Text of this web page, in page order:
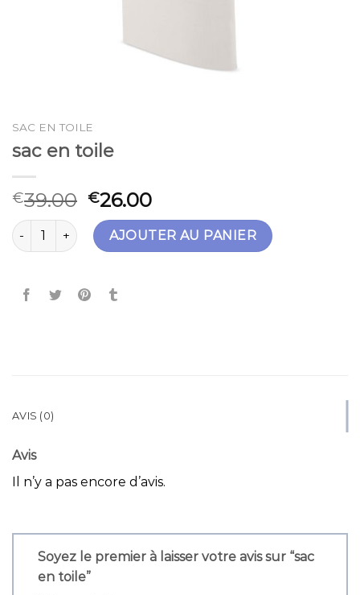
SAC EN TOILE
sac en toile
€39.00 €26.00
quantité de sac en toileAJOUTER AU PANIER
AVIS (0)
Avis
Il n’y a pas encore d’avis.
Soyez le premier à laisser votre avis sur “sac
en toile”